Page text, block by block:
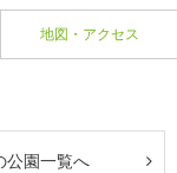
地図・アクセス
公園一覧へ